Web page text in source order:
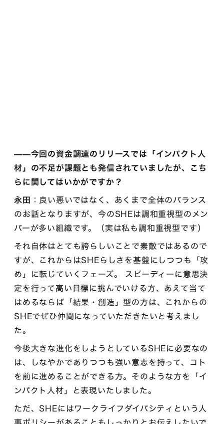
——今回の資金調達のリリースでは「インパクト人
材」の不足が課題とも発信されていましたが、こち
らに関してはいかがですか？
永田 ：良い悪いではなく、あくまで全体のバランス
のお話となりますが、今のSHEは調和重視型のメン
バーが多い組織です。（実は私も調和重視型です）
それ自体はとても誇らしいことで素敵ではあるので
すが、これからはSHEらしさを基盤にしつつも「攻
め」に転じていくフェーズ。 スピーディーに意思決
定を行って高い目標に挑んでいける方、あえて当て
はめるならば「結果・創造」型の方は、これからの
SHEでぜひ仲間になっていただきたいと考えまし
た。
今後大きな進化をしようとしているSHEに必要なの
は、しなやかでありつつも強い意志を持って、コト
を前に進めることができる方。そのような方を「イ
ンパクト人材」と表現いたしました。
ただ、SHEにはワークライフダイバシティという人